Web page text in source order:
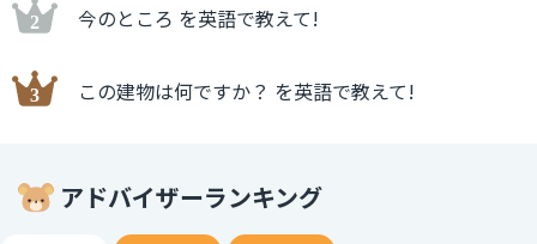
今のところ を英語で教えて!
この建物は何ですか？ を英語で教えて!
アドバイザーランキング